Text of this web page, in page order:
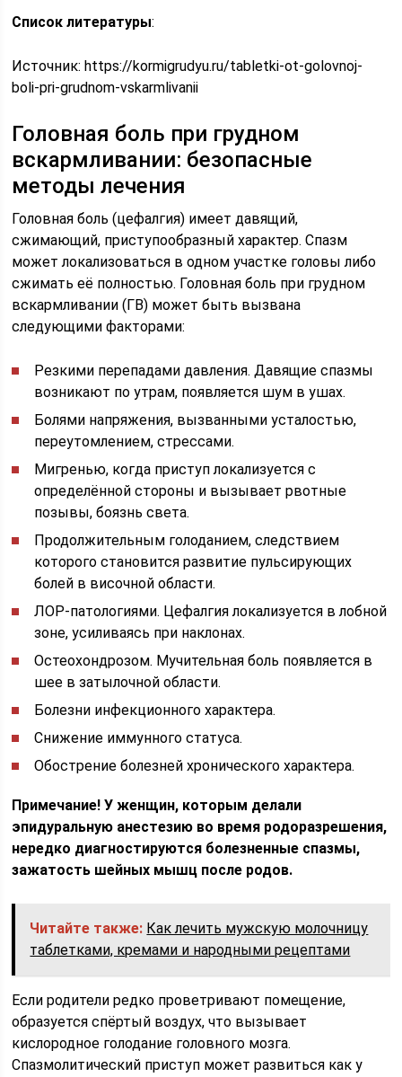
Список литературы:
Источник:https://kormigrudyu.ru/tabletki-ot-golovnoj-
boli-pri-grudnom-vskarmlivanii
Головная боль при грудном
вскармливании: безопасные
методы лечения
Головная боль (цефалгия) имеет давящий,
сжимающий, приступообразный характер. Спазм
может локализоваться в одном участке головы либо
сжимать её полностью. Головная боль при грудном
вскармливании (ГВ) может быть вызвана
следующими факторами:
Резкими перепадами давления. Давящие спазмы
возникают по утрам, появляется шум в ушах.
Болями напряжения, вызванными усталостью,
переутомлением, стрессами.
Мигренью, когда приступ локализуется с
определённой стороны и вызывает рвотные
позывы, боязнь света.
Продолжительным голоданием, следствием
которого становится развитие пульсирующих
болей в височной области.
ЛОР-патологиями. Цефалгия локализуется в лобной
зоне, усиливаясь при наклонах.
Остеохондрозом. Мучительная боль появляется в
шее в затылочной области.
Болезни инфекционного характера.
Снижение иммунного статуса.
Обострение болезней хронического характера.
Примечание! У женщин, которым делали
эпидуральную анестезию во время родоразрешения,
нередко диагностируются болезненные спазмы,
зажатость шейных мышц после родов.
Читайте также: Как лечить мужскую молочницу
таблетками, кремами и народными рецептами
Если родители редко проветривают помещение,
образуется спёртый воздух, что вызывает
кислородное голодание головного мозга.
Спазмолитический приступ может развиться как у